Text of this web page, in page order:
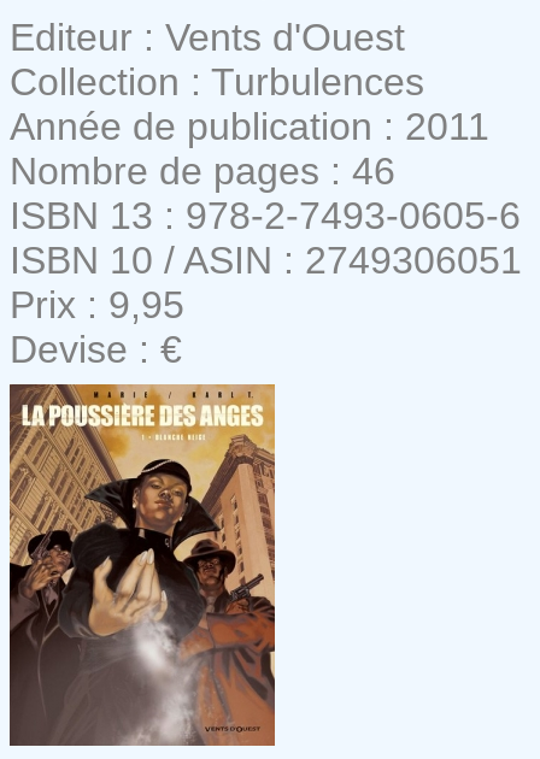
Editeur : Vents d'Ouest
Collection : Turbulences
Année de publication : 2011
Nombre de pages : 46
ISBN 13 : 978-2-7493-0605-6
ISBN 10 / ASIN : 2749306051
Prix : 9,95
Devise : €